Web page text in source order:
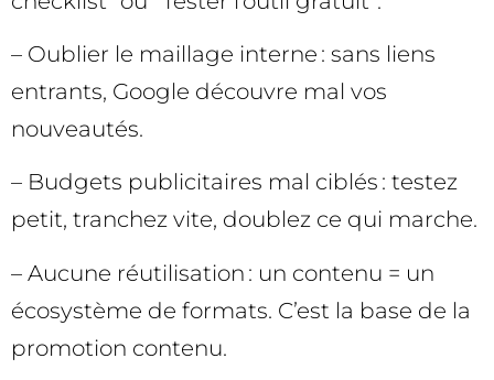
– Oublier le maillage interne : sans liens
entrants, Google découvre mal vos
nouveautés.
– Budgets publicitaires mal ciblés : testez
petit, tranchez vite, doublez ce qui marche.
– Aucune réutilisation : un contenu = un
écosystème de formats. C’est la base de la
promotion contenu.